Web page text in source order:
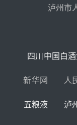
泸州市
四川中国白
新华网 人
五粮液 泸